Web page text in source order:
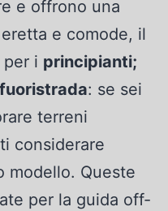
e offrono una
e comode, il
i principianti;
: se sei
terreni
considerare
modello. Queste
per la guida off-